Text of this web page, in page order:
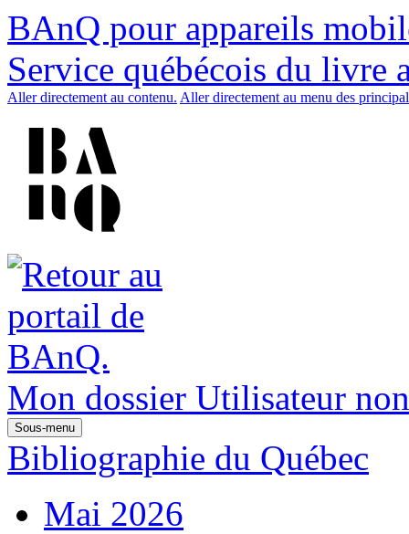
BAnQ pour appareils
Service québécois du livre
Aller directement au contenu. Aller directement au menu des
Mon dossier Utilisateur
Sous-menu
Bibliographie du Québec
Mai 2026